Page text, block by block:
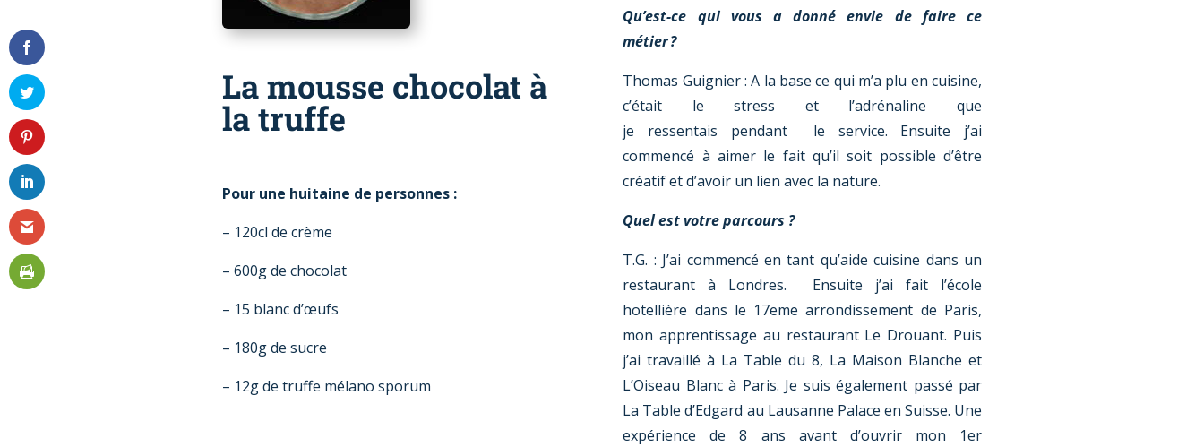
La mousse chocolat à
la truffe
Pour une huitaine de personnes :
– 120cl de crème
– 600g de chocolat
– 15 blanc d’œufs
– 180g de sucre
– 12g de truffe mélano sporum
Qu’est-ce qui vous a donné envie de faire ce
métier ?
Thomas Guignier : A la base ce qui m’a plu en cuisine,
c’était le stress et l’adrénaline que
je ressentais pendant le service. Ensuite j’ai
commencé à aimer le fait qu’il soit possible d’être
créatif et d’avoir un lien avec la nature.
Quel est votre parcours ?
T.G. : J’ai commencé en tant qu’aide cuisine dans un
restaurant à Londres. Ensuite j’ai fait l’école
hotellière dans le 17eme arrondissement de Paris,
mon apprentissage au restaurant Le Drouant. Puis
j’ai travaillé à La Table du 8, La Maison Blanche et
L’Oiseau Blanc à Paris. Je suis également passé par
La Table d’Edgard au Lausanne Palace en Suisse. Une
expérience de 8 ans avant d’ouvrir mon 1er